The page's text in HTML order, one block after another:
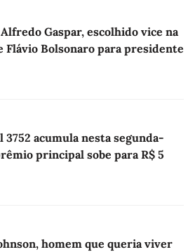
Gaspar, escolhido vice na
Flávio Bolsonaro para presidente
3752 acumula nesta segunda-
principal sobe para R$ 5
homem que queria viver